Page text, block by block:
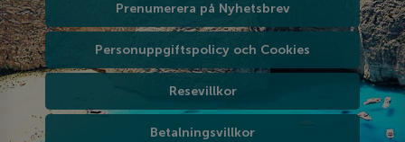
Prenumerera på Nyhetsbrev
Personuppgiftspolicy och Cookies
Resevillkor
Betalningsvillkor